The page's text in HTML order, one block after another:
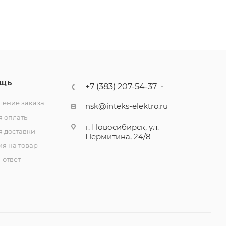
заказа
оплаты
доставки
на товар
+7 (383) 207-54-37
nsk@inteks-elektro.ru
г. Новосибирск, ул.
Пермитина, 24/8